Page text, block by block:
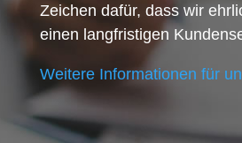
Zeichen dafür, dass wir
einen langfristigen
Weitere Informationen für